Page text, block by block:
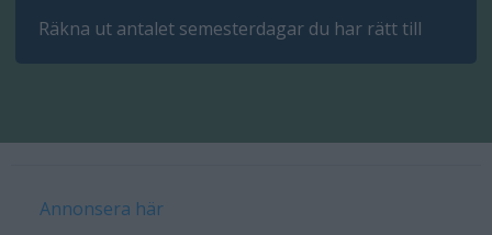
Räkna ut antalet semesterdagar du har rätt till
Annonsera här